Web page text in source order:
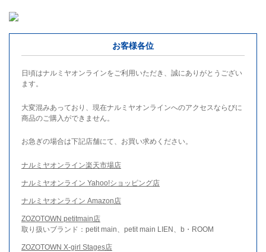
お客様各位
日頃はナルミヤオンラインをご利用いただき、誠にありがとうござい
ます。
大変混みあっており、現在ナルミヤオンラインへのアクセスならびに
商品のご購入ができません。
お急ぎの場合は下記店舗にて、お買い求めください。
ナルミヤオンライン楽天市場店
ナルミヤオンライン Yahoo!ショッピング店
ナルミヤオンライン Amazon店
ZOZOTOWN petitmain店
取り扱いブランド：petit main、petit main LIEN、b・ROOM
ZOZOTOWN X-girl Stages店